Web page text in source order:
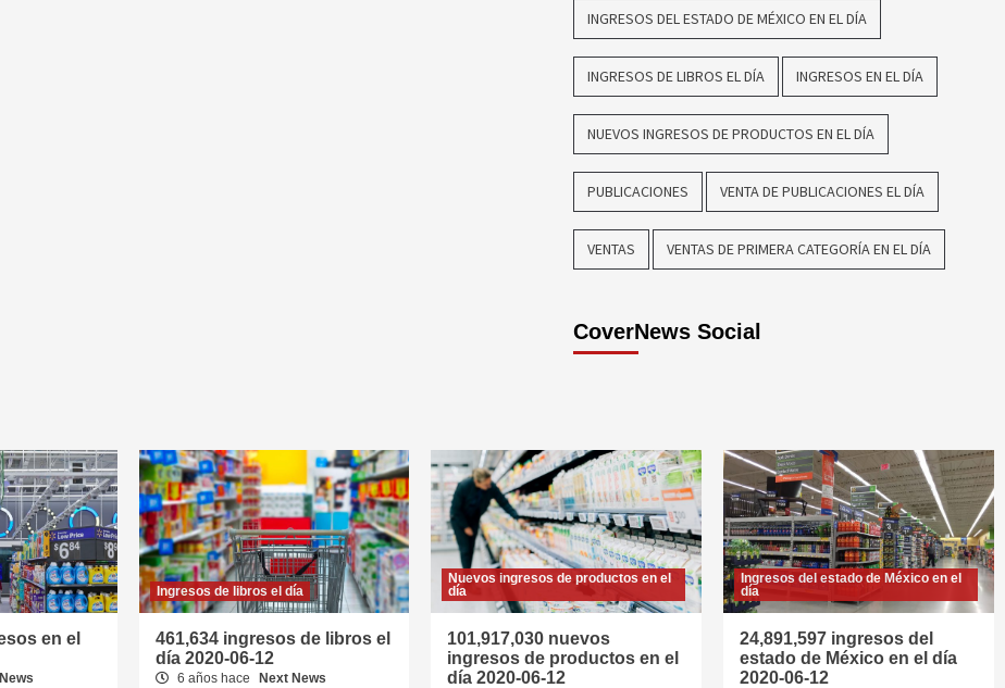
INGRESOS DEL ESTADO DE MÉXICO EN EL DÍA
INGRESOS DE LIBROS EL DÍA INGRESOS EN EL DÍA
NUEVOS INGRESOS DE PRODUCTOS EN EL DÍA
PUBLICACIONES VENTA DE PUBLICACIONES EL DÍA
VENTAS VENTAS DE PRIMERA CATEGORÍA EN EL DÍA
CoverNews Social
en el
Ingresos de libros el día
461,634 ingresos de libros el
día 2020-06-12
6 años hace Next News
Nuevos ingresos de productos en el
día
101,917,030 nuevos
ingresos de productos en el
día 2020-06-12
Ingresos del estado de México en el
día
24,891,597 ingresos del
estado de México en el día
2020-06-12